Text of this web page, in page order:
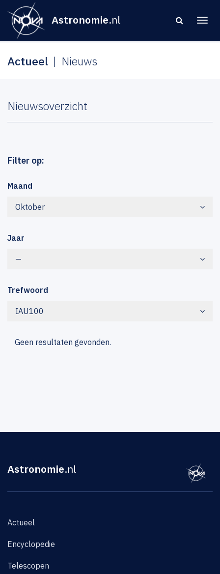
Astronomie.nl
Actueel Nieuws
Nieuwsoverzicht
Filter op:
Maand
Oktober
Jaar
—
Trefwoord
IAU100
Geen resultaten gevonden.
Astronomie.nl
Actueel
Encyclopedie
Telescopen